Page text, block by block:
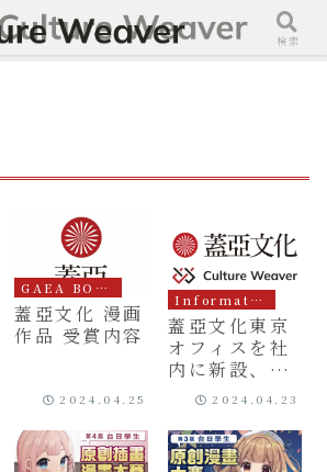
GAEA BOOKS
蓋亞文化 漫画
作品 受賞内容
2024.04.25
Information
蓋亞文化東京
オフィスを社
内に新設、台
湾と日本の漫
画産業を結ぶ
新たな一歩と
して
2024.04.23
検索